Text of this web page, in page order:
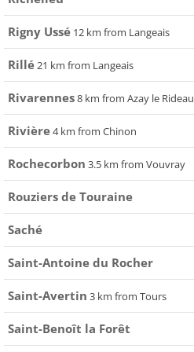
Rigny Ussé 12 km from Langeais
Rillé21 km from Langeais
Rivarennes8 km from Azay le Rideau
Rivière4 km from Chinon
Rochecorbon 3.5 km from Vouvray
Rouziers de Touraine
Saché
Saint-Antoine du Rocher
Saint-Avertin 3 km from Tours
Saint-Benoît la Forêt